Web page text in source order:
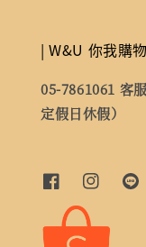
| W&U 你我購
05-7861061 客
定假日休假）